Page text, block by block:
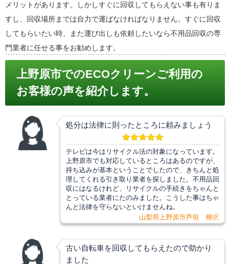
メリットがあります。しかしすぐに回収してもらえない事も有りま
すし、回収場所までは自力で運ばなければなりません。すぐに回収
してもらいたい時、また運び出しも依頼したいなら不用品回収の専
門業者に任せる事をお勧めします。
上野原市でのECOクリーンご利用の
お客様の声を紹介します。
処分は法律に則ったところに頼みましょう
テレビは今はリサイクル法の対象になっています。
上野原市でも対応しているところはあるのですが、
持ち込みが基本ということでしたので、きちんと処
理してくれる引き取り業者を探しました。不用品回
収にはなるけれど、リサイクルの手続きをちゃんと
とっている業者にたのみました。こうした事はちゃ
んと法律を守らないといけませんね。
山梨県上野原市芦垣 柳沢
古い自転車を回収してもらえたので助かり
ました